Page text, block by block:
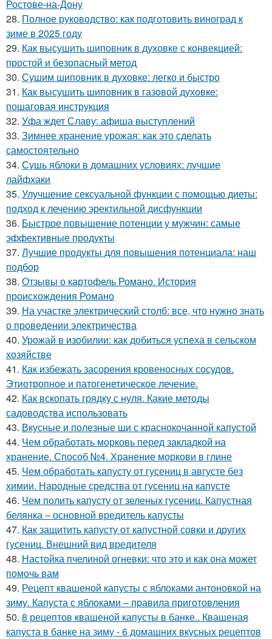
Ростове-на-Дону
28. Полное руководство: как подготовить виноград к
зиме в 2025 году
29. Как высушить шиповник в духовке с конвекцией:
простой и безопасный метод
30. Сушим шиповник в духовке: легко и быстро
31. Как высушить шиповник в газовой духовке:
пошаговая инструкция
32. Уфа ждет Славу: афиша выступлений
33. Зимнее хранение урожая: как это сделать
самостоятельно
34. Сушь яблоки в домашних условиях: лучшие
лайфхаки
35. Улучшение сексуальной функции с помощью диеты:
подход к лечению эректильной дисфункции
36. Быстрое повышение потенции у мужчин: самые
эффективные продукты
37. Лучшие продукты для повышения потенциала: наш
подбор
38. Отзывы о картофель Романо. История
происхождения Романо
39. На участке электрический столб: все, что нужно знать
о проведении электричества
40. Урожай в изобилии: как добиться успеха в сельском
хозяйстве
41. Как избежать засорения кровеносных сосудов.
Этиотропное и патогенетическое лечение.
42. Как вскопать грядку с нуля. Какие методы
садоводства использовать
43. Вкусные и полезные щи с краснокочанной капустой
44. Чем обработать морковь перед закладкой на
хранение. Способ №4. Хранение моркови в глине
45. Чем обработать капусту от гусениц в августе без
химии. Народные средства от гусениц на капусте
46. Чем полить капусту от зеленых гусениц. Капустная
белянка – основной вредитель капусты
47. Как защитить капусту от капустной совки и других
гусениц. Внешний вид вредителя
48. Настойка пчелиной огневки: что это и как она может
помочь вам
49. Рецепт квашеной капусты с яблоками антоновкой на
зиму. Капуста с яблоками – правила приготовления
50. 8 рецептов квашеной капусты в банке.. Квашеная
капуста в банке на зиму - 6 домашних вкусных рецептов